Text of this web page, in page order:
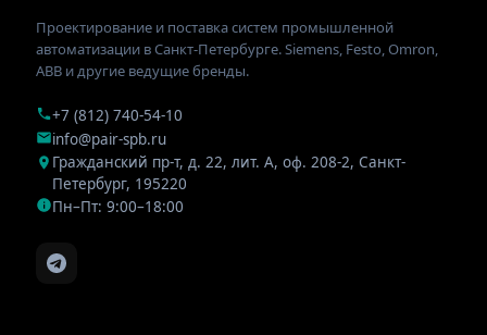
Проектирование и поставка систем промышленной
автоматизации в Санкт-Петербурге. Siemens, Festo, Omron,
ABB и другие ведущие бренды.
+7 (812) 740-54-10
info@pair-spb.ru
Гражданский пр-т, д. 22, лит. А, оф. 208-2, Санкт-
Петербург, 195220
Пн–Пт: 9:00–18:00